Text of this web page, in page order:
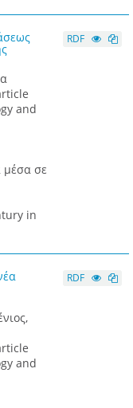
and
μέσα σε
in
RDF
and
RDF